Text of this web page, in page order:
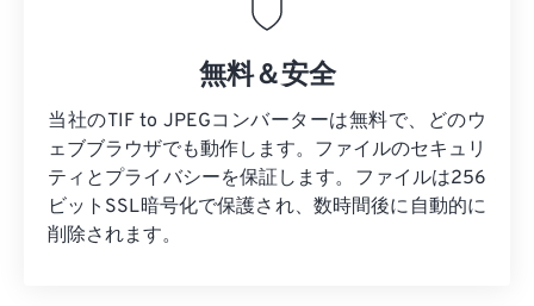
無料＆安全
当社のTIF to JPEGコンバーターは無料で、どのウ
ェブブラウザでも動作します。ファイルのセキュリ
ティとプライバシーを保証します。ファイルは256
ビットSSL暗号化で保護され、数時間後に自動的に
削除されます。